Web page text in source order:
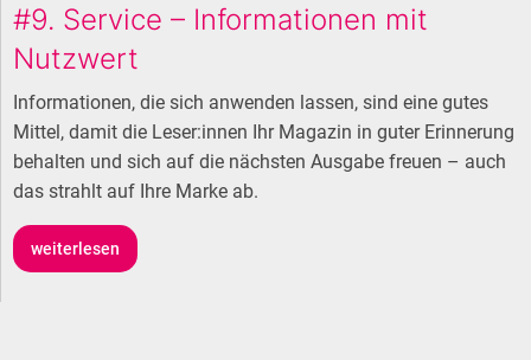
#9. Service – Informationen mit
Nutzwert
Informationen, die sich anwenden lassen, sind eine gutes
Mittel, damit die Leser:innen Ihr Magazin in guter Erinnerung
behalten und sich auf die nächsten Ausgabe freuen – auch
das strahlt auf Ihre Marke ab.
weiterlesen